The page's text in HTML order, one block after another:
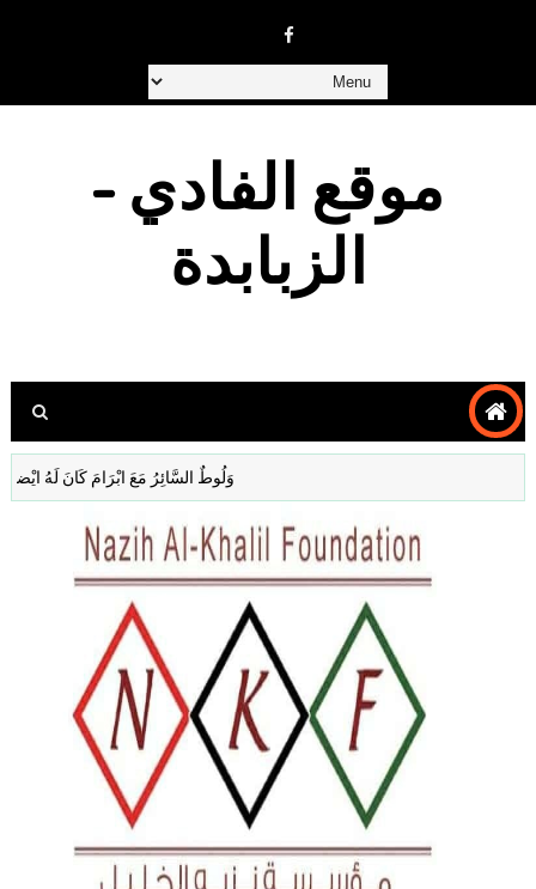
موقع الفادي -
الزبابدة
وَلُوطٌ السَّائِرُ مَعَ ابْرَامَ كَانَ لَهُ ايْضا غَنَمٌ وَبَقَرٌ